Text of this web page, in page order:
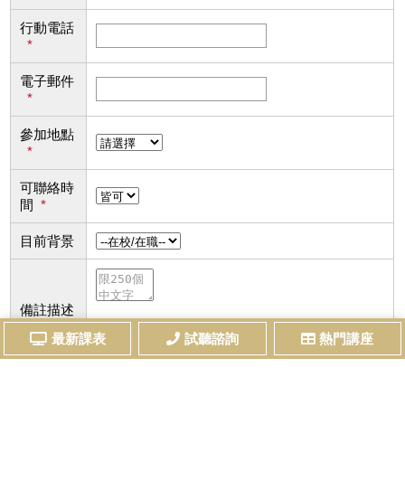
最新課表 試聽諮詢 熱門講座
行動電話
*
電子郵件
*
參加地點
*
可聯絡時
間 *
目前背景
備註描述
註：同學若有預約試聽或課程諮詢等需求，均可
留言，我們會儘快與您聯絡。